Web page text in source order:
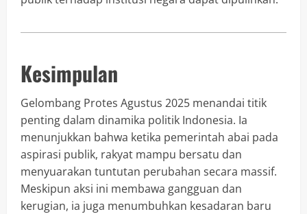
Kesimpulan
Gelombang Protes Agustus 2025 menandai titik
penting dalam dinamika politik Indonesia. Ia
menunjukkan bahwa ketika pemerintah abai pada
aspirasi publik, rakyat mampu bersatu dan
menyuarakan tuntutan perubahan secara massif.
Meskipun aksi ini membawa gangguan dan
kerugian, ia juga menumbuhkan kesadaran baru